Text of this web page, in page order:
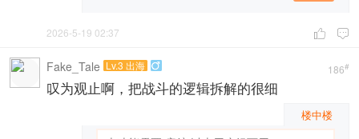
 
2026-5-19 02:37
186#
Fake_Tale Lv.3 出海 
叹为观止啊，把战斗的逻辑拆解的很细
楼中楼